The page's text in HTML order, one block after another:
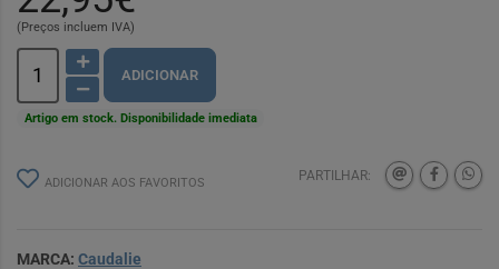
(Preços incluem IVA)
ADICIONAR
Artigo em stock. Disponibilidade imediata
ADICIONAR AOS FAVORITOS PARTILHAR:
MARCA: Caudalie